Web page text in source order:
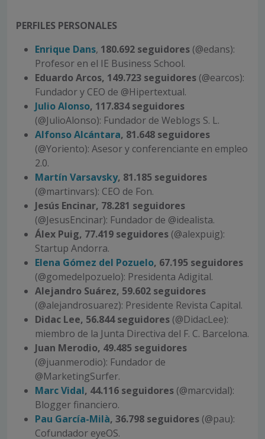
PERFILES PERSONALES
Enrique Dans, 180.692 seguidores (@edans):
Profesor en el IE Business School.
Eduardo Arcos, 149.723 seguidores (@earcos):
Fundador y CEO de @Hipertextual.
Julio Alonso, 117.834 seguidores
(@JulioAlonso): Fundador de Weblogs S. L.
Alfonso Alcántara, 81.648 seguidores
(@Yoriento): Asesor y conferenciante en empleo
2.0.
Martín Varsavsky, 81.185 seguidores
(@martinvars): CEO de Fon.
Jesús Encinar, 78.281 seguidores
(@JesusEncinar): Fundador de @idealista.
Álex Puig, 77.419 seguidores (@alexpuig):
Startup Andorra.
Elena Gómez del Pozuelo, 67.195 seguidores
(@gomedelpozuelo): Presidenta Adigital.
Alejandro Suárez, 59.602 seguidores
(@alejandrosuarez): Presidente Revista Capital.
Didac Lee, 56.844 seguidores (@DidacLee):
miembro de la Junta Directiva del F. C. Barcelona.
Juan Merodio, 49.485 seguidores
(@juanmerodio): Fundador de
@MarketingSurfer.
Marc Vidal, 44.116 seguidores (@marcvidal):
Blogger financiero.
Pau García-Milà, 36.798 seguidores (@pau):
Cofundador eyeOS.